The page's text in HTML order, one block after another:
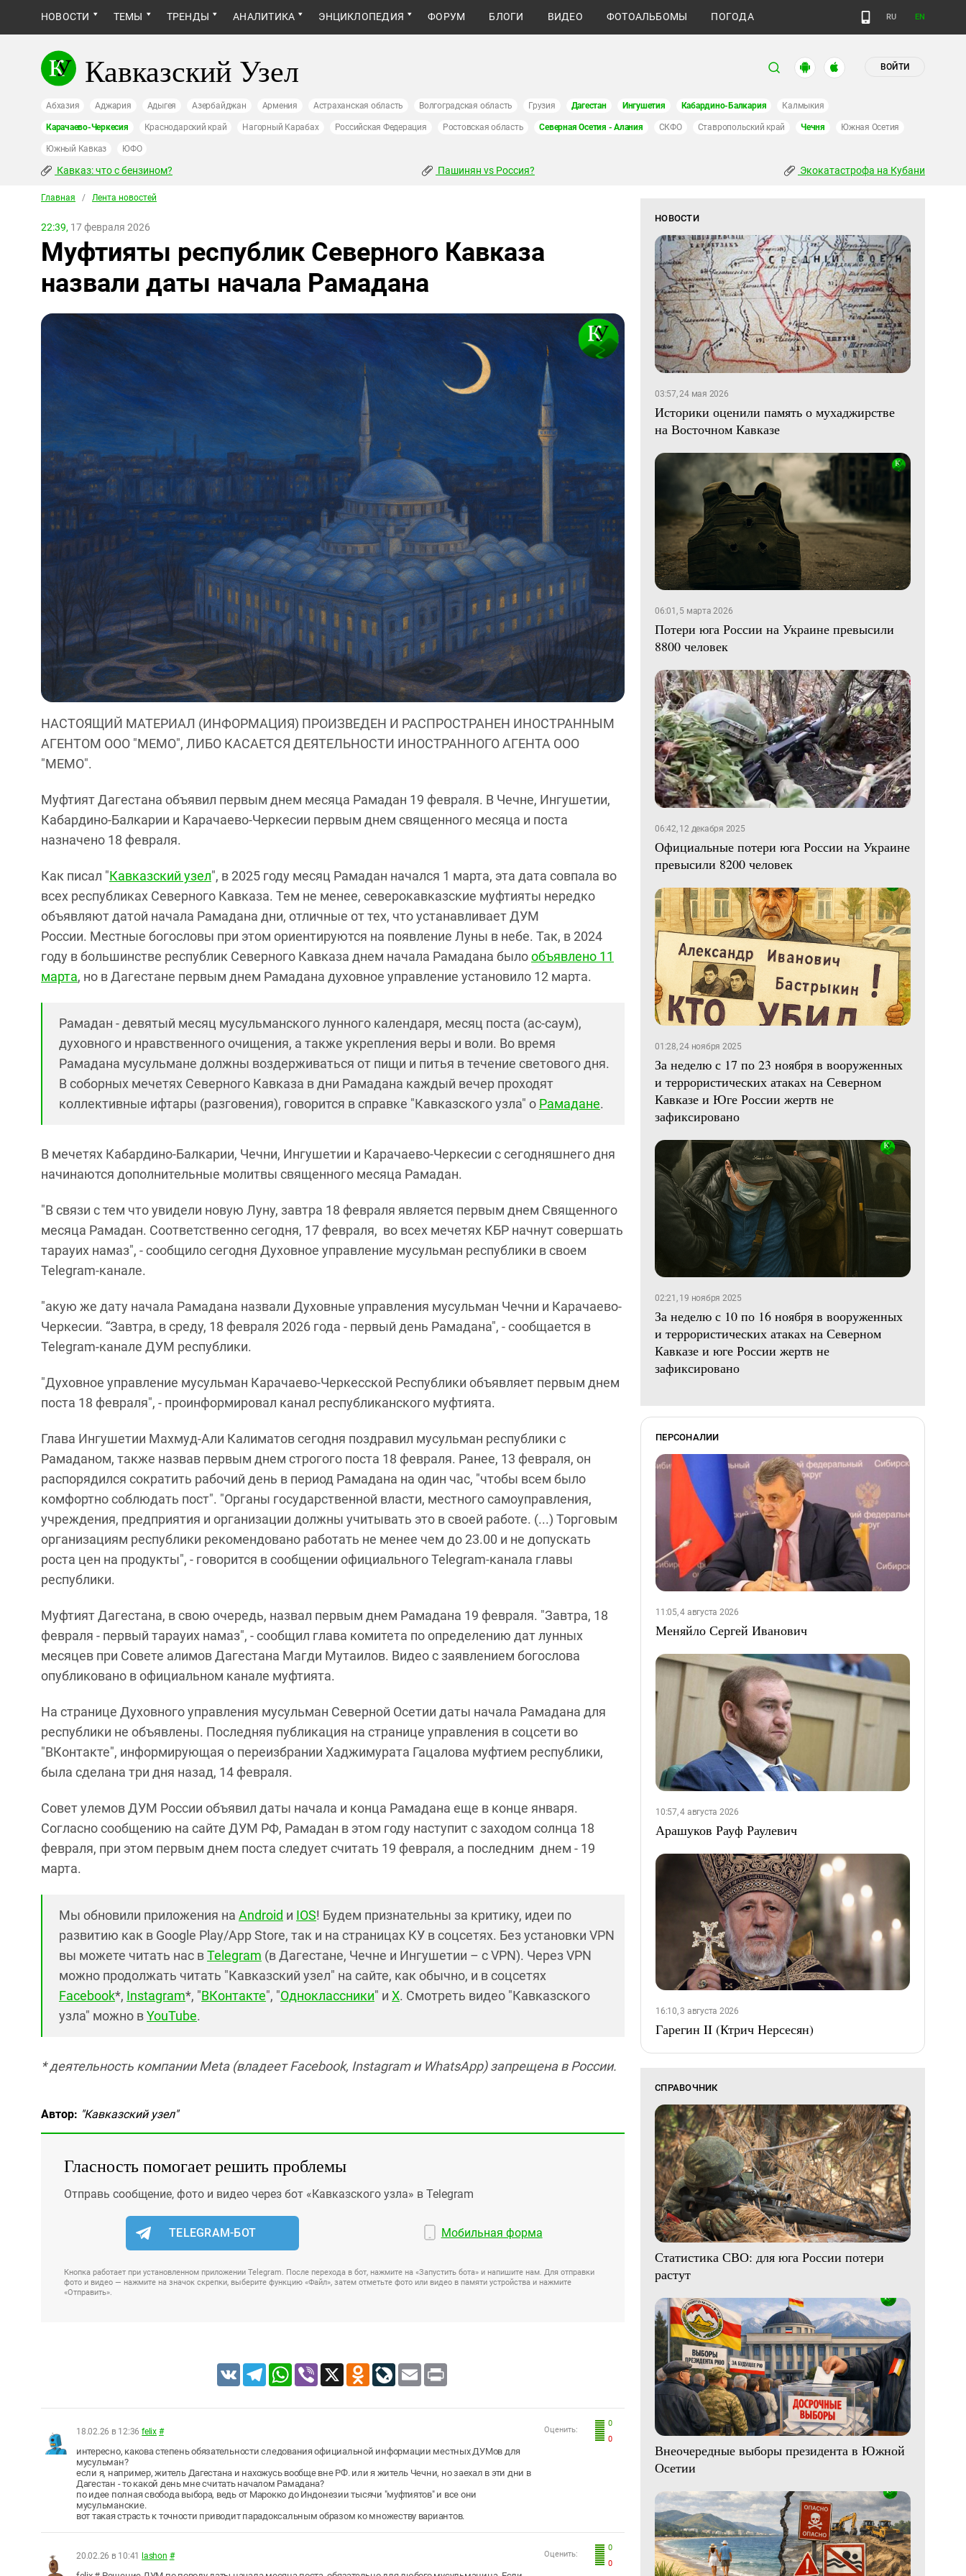
НОВОСТИ ТЕМЫ ТРЕНДЫ АНАЛИТИКА ЭНЦИКЛОПЕДИЯ ФОРУМ БЛОГИ ВИДЕО ФОТОАЛЬБОМЫ ПОГОДА RU EN
Кавказский Узел ВОЙТИ
Абхазия Аджария Адыгея Азербайджан Армения Астраханская область Волгоградская область Грузия Дагестан Ингушетия Кабардино-Балкария Калмыкия
Карачаево-Черкесия Краснодарский край Нагорный Карабах Российская Федерация Ростовская область Северная Осетия - Алания СКФО Ставропольский край Чечня Южная Осетия
Южный Кавказ ЮФО
Кавказ: что с бензином? Пашинян vs Россия? Экокатастрофа на Кубани
Главная / Лента новостей
22:39, 17 февраля 2026
Муфтияты республик Северного Кавказа
назвали даты начала Рамадана
НАСТОЯЩИЙ МАТЕРИАЛ (ИНФОРМАЦИЯ) ПРОИЗВЕДЕН И РАСПРОСТРАНЕН ИНОСТРАННЫМ
АГЕНТОМ ООО "МЕМО", ЛИБО КАСАЕТСЯ ДЕЯТЕЛЬНОСТИ ИНОСТРАННОГО АГЕНТА ООО
"МЕМО".
Муфтият Дагестана объявил первым днем месяца Рамадан 19 февраля. В Чечне, Ингушетии,
Кабардино-Балкарии и Карачаево-Черкесии первым днем священного месяца и поста
назначено 18 февраля.
Как писал "Кавказский узел", в 2025 году месяц Рамадан начался 1 марта, эта дата совпала во
всех республиках Северного Кавказа. Тем не менее, северокавказские муфтияты нередко
объявляют датой начала Рамадана дни, отличные от тех, что устанавливает ДУМ
России. Местные богословы при этом ориентируются на появление Луны в небе. Так, в 2024
году в большинстве республик Северного Кавказа днем начала Рамадана былообъявлено 11
марта, но в Дагестане первым днем Рамадана духовное управление установило 12 марта.
Рамадан - девятый месяц мусульманского лунного календаря, месяц поста (ас-саум),
духовного и нравственного очищения, а также укрепления веры и воли. Во время
Рамадана мусульмане должны воздерживаться от пищи и питья в течение светового дня.
В соборных мечетях Северного Кавказа в дни Рамадана каждый вечер проходят
коллективные ифтары (разговения), говорится в справке "Кавказского узла" о Рамадане.
В мечетях Кабардино-Балкарии, Чечни, Ингушетии и Карачаево-Черкесии с сегодняшнего дня
начинаются дополнительные молитвы священного месяца Рамадан.
"В связи с тем что увидели новую Луну, завтра 18 февраля является первым днем Священного
месяца Рамадан. Соответственно сегодня, 17 февраля, во всех мечетях КБР начнут совершать
тарауих намаз", - сообщило сегодня Духовное управление мусульман республики в своем
Telegram-канале.
"акую же дату начала Рамадана назвали Духовные управления мусульман Чечни и Карачаево-
Черкесии. “Завтра, в среду, 18 февраля 2026 года - первый день Рамадана", - сообщается в
Telegram-канале ДУМ республики.
"Духовное управление мусульман Карачаево-Черкесской Республики объявляет первым днем
поста 18 февраля", - проинформировал канал республиканского муфтията.
Глава Ингушетии Махмуд-Али Калиматов сегодня поздравил мусульман республики с
Рамаданом, также назвав первым днем строгого поста 18 февраля. Ранее, 13 февраля, он
распорядился сократить рабочий день в период Рамадана на один час, "чтобы всем было
комфортно соблюдать пост". "Органы государственной власти, местного самоуправления,
учреждения, предприятия и организации должны учитывать это в своей работе. (...) Торговым
организациям республики рекомендовано работать не менее чем до 23.00 и не допускать
роста цен на продукты", - говорится в сообщении официального Telegram-канала главы
республики.
Муфтият Дагестана, в свою очередь, назвал первым днем Рамадана 19 февраля. "Завтра, 18
февраля - первый тарауих намаз", - сообщил глава комитета по определению дат лунных
месяцев при Совете алимов Дагестана Магди Мутаилов. Видео с заявлением богослова
опубликовано в официальном канале муфтията.
На странице Духовного управления мусульман Северной Осетии даты начала Рамадана для
республики не объявлены. Последняя публикация на странице управления в соцсети во
"ВКонтакте", информирующая о переизбрании Хаджимурата Гацалова муфтием республики,
была сделана три дня назад, 14 февраля.
Совет улемов ДУМ России объявил даты начала и конца Рамадана еще в конце января.
Согласно сообщению на сайте ДУМ РФ, Рамадан в этом году наступит с заходом солнца 18
февраля, при этом первым днем поста следует считать 19 февраля, а последним днем - 19
марта.
Мы обновили приложения на Android и IOS! Будем признательны за критику, идеи по
развитию как в Google Play/App Store, так и на страницах КУ в соцсетях. Без установки VPN
вы можете читать нас вTelegram (в Дагестане, Чечне и Ингушетии – с VPN). Через VPN
можно продолжать читать "Кавказский узел" на сайте, как обычно, и в соцсетях
Facebook*, Instagram*, "ВКонтакте", "Одноклассники" и X. Смотреть видео "Кавказского
узла" можно вYouTube.
* деятельность компании Meta (владеет Facebook, Instagram и WhatsApp) запрещена в России.
Автор: "Кавказский узел"
Гласность помогает решить проблемы
Отправь сообщение, фото и видео через бот «Кавказского узла» в Telegram
TELEGRAM-БОТ Мобильная форма
Кнопка работает при установленном приложении Telegram. После перехода в бот, нажмите на «Запустить бота» и напишите нам. Для отправки
фото и видео — нажмите на значок скрепки, выберите функцию «Файл», затем отметьте фото или видео в памяти устройства и нажмите
«Отправить».
VK TelegramWhatsApp
Viber X Odnoklassniki
LiveJournal
Email
0
0
Оценить:
18.02.26 в 12:36 felix #
интересно, какова степень обязательности следования официальной информации местных ДУМов для
мусульман?
если я, например, житель Дагестана и нахожусь вообще вне РФ. или я житель Чечни, но заехал в эти дни в
Дагестан - то какой день мне считать началом Рамадана?
по идее полная свобода выбора, ведь от Марокко до Индонезии тысячи "муфтиятов" и все они
мусульманские.
вот такая страсть к точности приводит парадоксальным образом ко множеству вариантов.
0
0
Оценить:
20.02.26 в 10:41 lashon #
НОВОСТИ
03:57, 24 мая 2026
Историки оценили память о мухаджирстве
на Восточном Кавказе
06:01, 5 марта 2026
Потери юга России на Украине превысили
8800 человек
06:42, 12 декабря 2025
Официальные потери юга России на Украине
превысили 8200 человек
01:28, 24 ноября 2025
За неделю с 17 по 23 ноября в вооруженных
и террористических атаках на Северном
Кавказе и Юге России жертв не
зафиксировано
02:21, 19 ноября 2025
За неделю с 10 по 16 ноября в вооруженных
и террористических атаках на Северном
Кавказе и юге России жертв не
зафиксировано
ПЕРСОНАЛИИ
11:05, 4 августа 2026
Меняйло Сергей Иванович
10:57, 4 августа 2026
Арашуков Рауф Раулевич
16:10, 3 августа 2026
Гарегин II (Ктрич Нерсесян)
СПРАВОЧНИК
Статистика СВО: для юга России потери
растут
Внеочередные выборы президента в Южной
Осетии